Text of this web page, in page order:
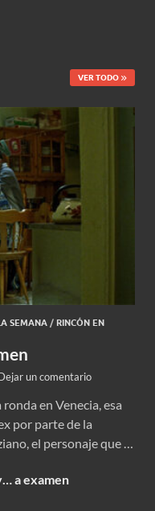
VER TODO
SEMANA / RINCÓN EN
un comentario
en Venecia, esa
por parte de la
el personaje que …
a examen